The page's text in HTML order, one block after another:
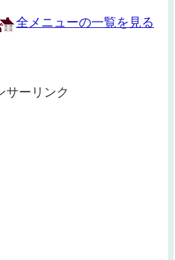
全メニューの一覧を見る
サーリンク